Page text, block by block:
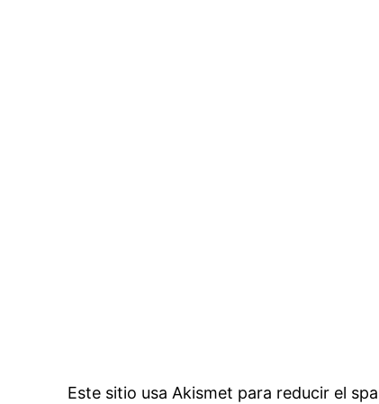
Este sitio usa Akismet para reducir el